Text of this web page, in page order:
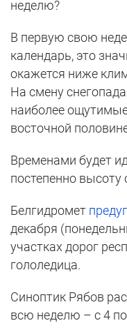
неделю?
В первую свою
календарь, это
окажется ниже
На смену
наиболее
восточной
Временами будет
постепенно высоту
Белгидромет
декабря
участках дорог
гололедица.
Синоптик Рябов
всю неделю – с 4